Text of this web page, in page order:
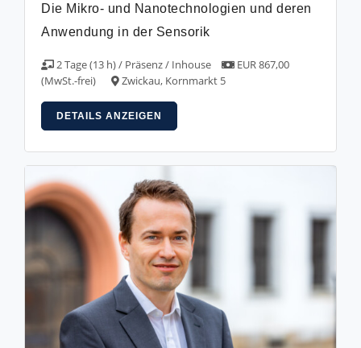
Die Mikro- und Nanotechnologien und deren
Anwendung in der Sensorik
2 Tage (13 h) / Präsenz / Inhouse
EUR 867,00
(MwSt.-frei)
Zwickau, Kornmarkt 5
DETAILS ANZEIGEN